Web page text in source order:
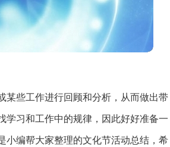
某些工作进行回顾和分析，从而做出带
学习和工作中的规律，因此好好准备一
小编帮大家整理的文化节活动总结，希